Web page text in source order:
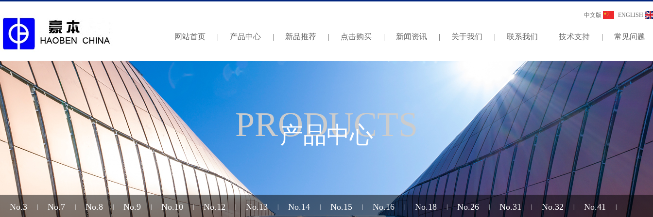
ENGLISH
中文版
网站首页 | 产品中心 | 新品推荐 | 点击购买 | 新闻资讯 | 关于我们 | 联系我们 技术支持 | 常见问题
PRODUCTS
产品中心
No.3 No.7 No.8 No.9 No.10 | No.12 No.13 No.14 No.15 No.16 No.18 No.26 | No.31 No.32 No.41